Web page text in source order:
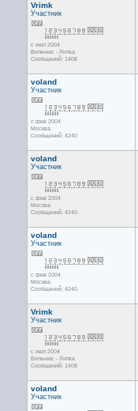
Vrimk
Участник
с июл 2004
Вильнюс - Литва
Сообщений: 1408
voland
Участник
с фев 2004
Москва
Сообщений: 4240
voland
Участник
с фев 2004
Москва
Сообщений: 4240
voland
Участник
с фев 2004
Москва
Сообщений: 4240
Vrimk
Участник
с июл 2004
Вильнюс - Литва
Сообщений: 1408
voland
Участник